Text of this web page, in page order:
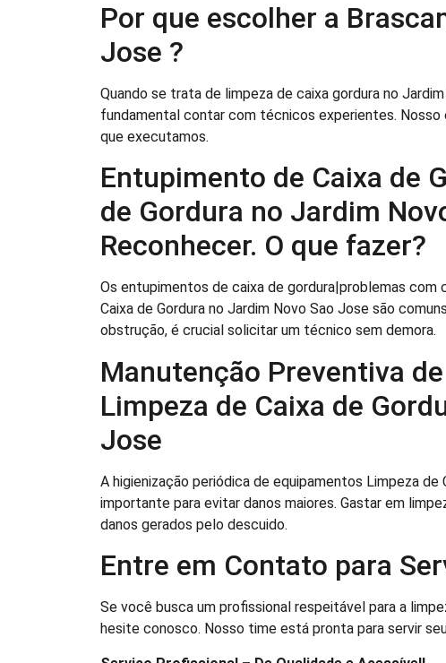
Por que escolher a
Jose ?
Quando se trata de limpeza de caixa gordura no
fundamental contar com técnicos experientes.
que executamos.
Entupimento de Caixa de
de Gordura no Jardim
Reconhecer. O que fazer?
Os entupimentos de caixa de gordura|problemas
Caixa de Gordura no Jardim Novo Sao Jose são
obstrução, é crucial solicitar um técnico sem demora.
Manutenção Preventiva
Limpeza de Caixa de
Jose
A higienização periódica de equipamentos Limpeza de
importante para evitar danos maiores. Gastar em
danos gerados pelo descuido.
Entre em Contato para
Se você busca um profissional respeitável para a
hesite conosco. Nosso time está pronta para servir